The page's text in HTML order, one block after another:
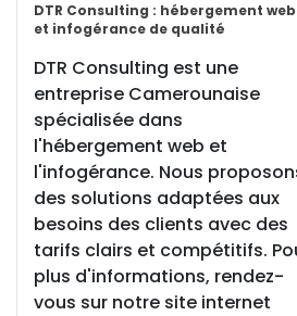
DTR Consulting : hébergement web
et infogérance de qualité
DTR Consulting est une
entreprise Camerounaise
spécialisée dans
l'hébergement web et
l'infogérance. Nous
des solutions adaptées aux
besoins des clients avec des
tarifs clairs et compétitifs.
plus d'informations, rendez-
vous sur notre site internet